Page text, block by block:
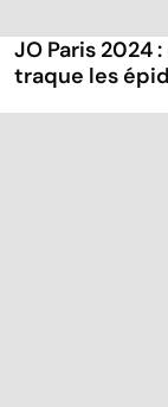
JO Paris 2024
traque les